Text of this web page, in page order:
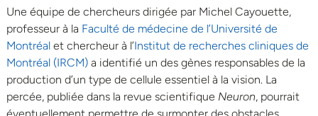
Une équipe de chercheurs dirigée par Michel Cayouette,
professeur à la Faculté de médecine de l’Université de
Montréal et chercheur à l’Institut de recherches cliniques de
Montréal (IRCM) a identifié un des gènes responsables de la
production d’un type de cellule essentiel à la vision. La
percée, publiée dans la revue scientifique Neuron, pourrait